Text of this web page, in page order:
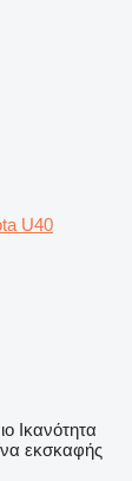
U40
Ικανότητα
εκσκαφής